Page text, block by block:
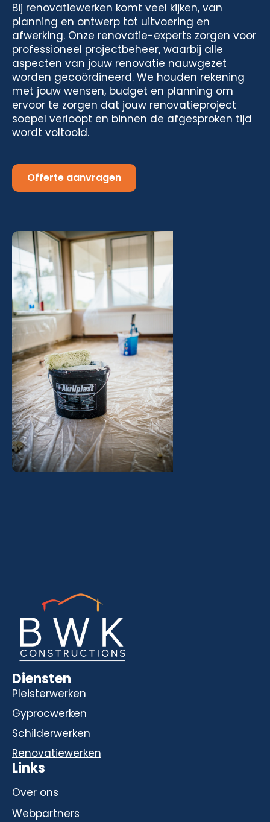
Bij renovatiewerken komt veel kijken, van
planning en ontwerp tot uitvoering en
afwerking. Onze renovatie-experts zorgen voor
professioneel projectbeheer, waarbij alle
aspecten van jouw renovatie nauwgezet
worden gecoördineerd. We houden rekening
met jouw wensen, budget en planning om
ervoor te zorgen dat jouw renovatieproject
soepel verloopt en binnen de afgesproken tijd
wordt voltooid.
Offerte aanvragen
Diensten
Pleisterwerken
Gyprocwerken
Schilderwerken
Renovatiewerken
Links
Over ons
Webpartners